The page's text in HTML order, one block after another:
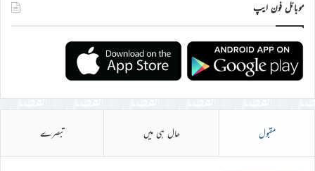
موبائل فون ایپ
مقبول حال ہی میں تبصرے